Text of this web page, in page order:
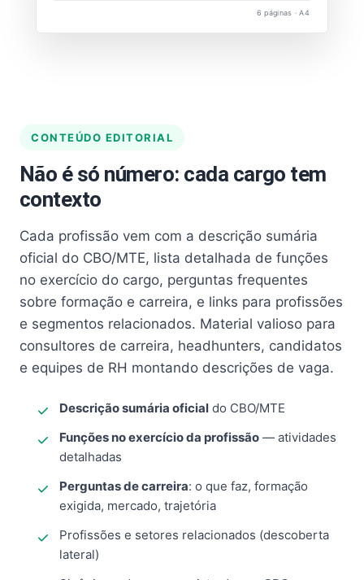
6 páginas · A4
CONTEÚDO EDITORIAL
Não é só número: cada cargo tem
contexto
Cada profissão vem com a descrição sumária
oficial do CBO/MTE, lista detalhada de funções
no exercício do cargo, perguntas frequentes
sobre formação e carreira, e links para profissões
e segmentos relacionados. Material valioso para
consultores de carreira, headhunters, candidatos
e equipes de RH montando descrições de vaga.
Descrição sumária oficial do CBO/MTE
Funções no exercício da profissão — atividades
detalhadas
Perguntas de carreira: o que faz, formação
exigida, mercado, trajetória
Profissões e setores relacionados (descoberta
lateral)